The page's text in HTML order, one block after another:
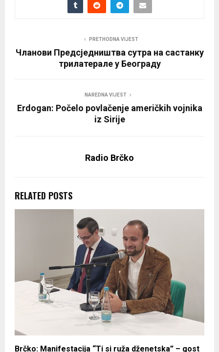
PRETHODNA VIJEST
Чланови Предсједништва сутра на састанку
трилатерале у Београду
NAREDNA VIJEST
Erdogan: Počelo povlačenje američkih vojnika
iz Sirije
Radio Brčko
RELATED POSTS
Brčko: Manifestacija “Ti si ruža dženetska” – gost